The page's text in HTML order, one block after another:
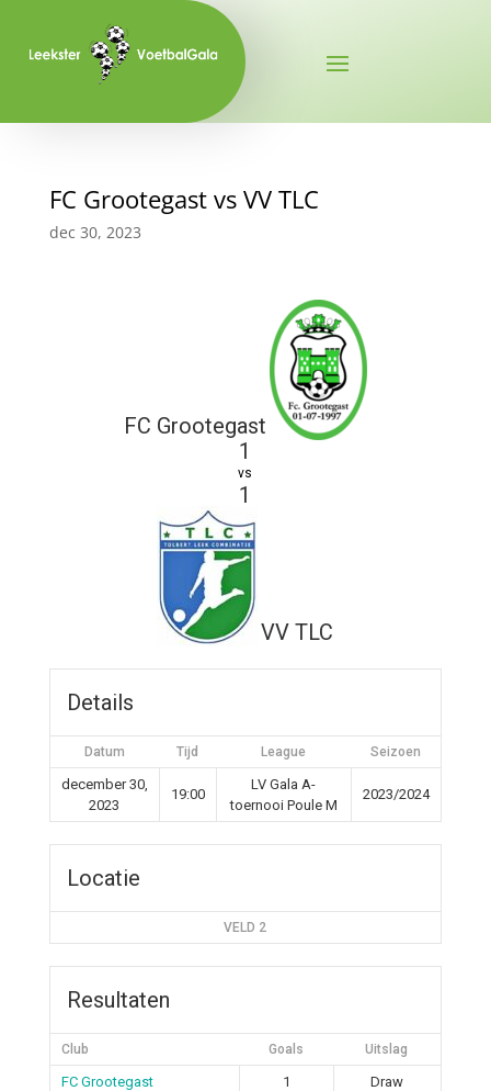
FC Grootegast vs VV TLC
dec 30, 2023
FC Grootegast
1
vs
1
VV TLC
Details
Datum Tijd League Seizoen
december 30,
2023
19:00
LV Gala A-
toernooi Poule M
2023/2024
Locatie
VELD 2
Resultaten
Club Goals Uitslag
FC Grootegast 1
Draw